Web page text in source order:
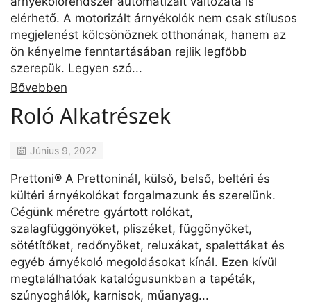
elérhető. A motorizált árnyékolók nem csak stílusos
megjelenést kölcsönöznek otthonának, hanem az
ön kényelme fenntartásában rejlik legfőbb
szerepük. Legyen szó...
Bővebben
Roló Alkatrészek
Június 9, 2022
Prettoni® A Prettoninál, külső, belső, beltéri és
kültéri árnyékolókat forgalmazunk és szerelünk.
Cégünk méretre gyártott rolókat,
szalagfüggönyöket, pliszéket, függönyöket,
sötétítőket, redőnyöket, reluxákat, spalettákat és
egyéb árnyékoló megoldásokat kínál. Ezen kívül
megtalálhatóak katalógusunkban a tapéták,
szúnyoghálók, karnisok, műanyag...